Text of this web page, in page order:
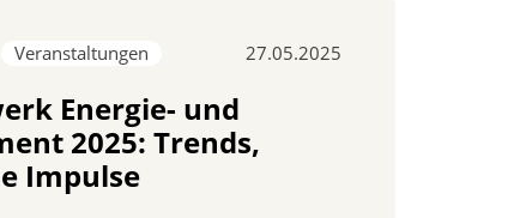
Veranstaltungen 27.05.2025
Energie- und
2025: Trends,
Impulse